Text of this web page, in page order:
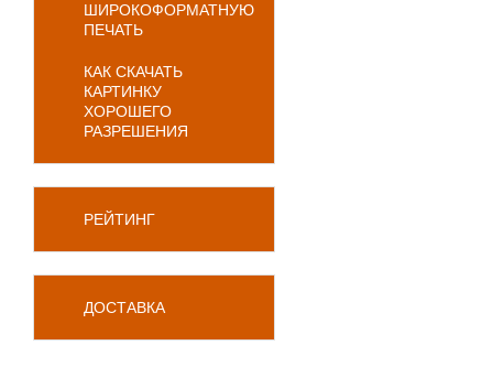
ШИРОКОФОРМАТНУЮ
ПЕЧАТЬ
КАК СКАЧАТЬ
КАРТИНКУ
ХОРОШЕГО
РАЗРЕШЕНИЯ
РЕЙТИНГ
ДОСТАВКА